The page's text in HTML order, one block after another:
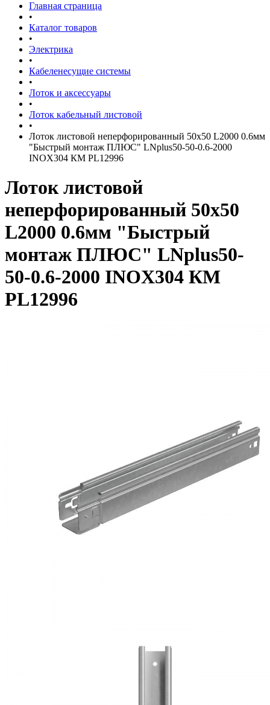
Главная страница
•
Каталог товаров
•
Электрика
•
Кабеленесущие системы
•
Лоток и аксессуары
•
Лоток кабельный листовой
•
Лоток листовой неперфорированный 50х50 L2000 0.6мм
"Быстрый монтаж ПЛЮС" LNplus50-50-0.6-2000
INOX304 КМ PL12996
Лоток листовой
неперфорированный 50х50
L2000 0.6мм "Быстрый
монтаж ПЛЮС" LNplus50-
50-0.6-2000 INOX304 КМ
PL12996